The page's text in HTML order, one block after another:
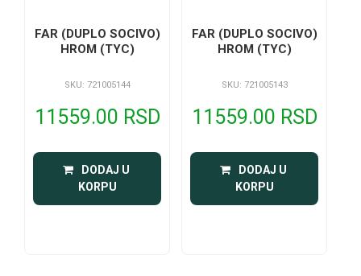
FAR (DUPLO SOCIVO)
HROM (TYC)
SKU: 721005144
11559.00 RSD
DODAJ U
KORPU
FAR (DUPLO SOCIVO)
HROM (TYC)
SKU: 721005143
11559.00 RSD
DODAJ U
KORPU